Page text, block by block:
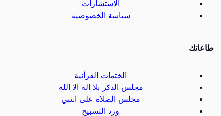
الاستشارات
سياسة الخصوصيه
طاعاتك
الختمات القرآنية
مجلس الذكر بلا اله الا الله
مجلس الصلاة على النبي
ورد التسبيح